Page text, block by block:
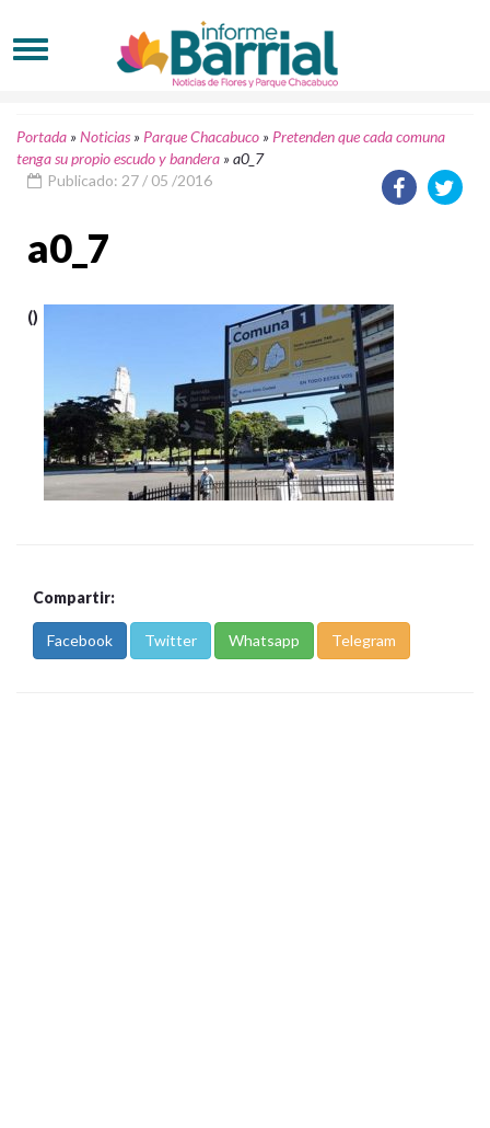
Portada »Noticias » Parque Chacabuco » Pretenden que cada comuna
tenga su propio escudo y bandera »a0_7
Publicado: 27 / 05 /2016
a0_7
()
Compartir:
Facebook Twitter Whatsapp Telegram